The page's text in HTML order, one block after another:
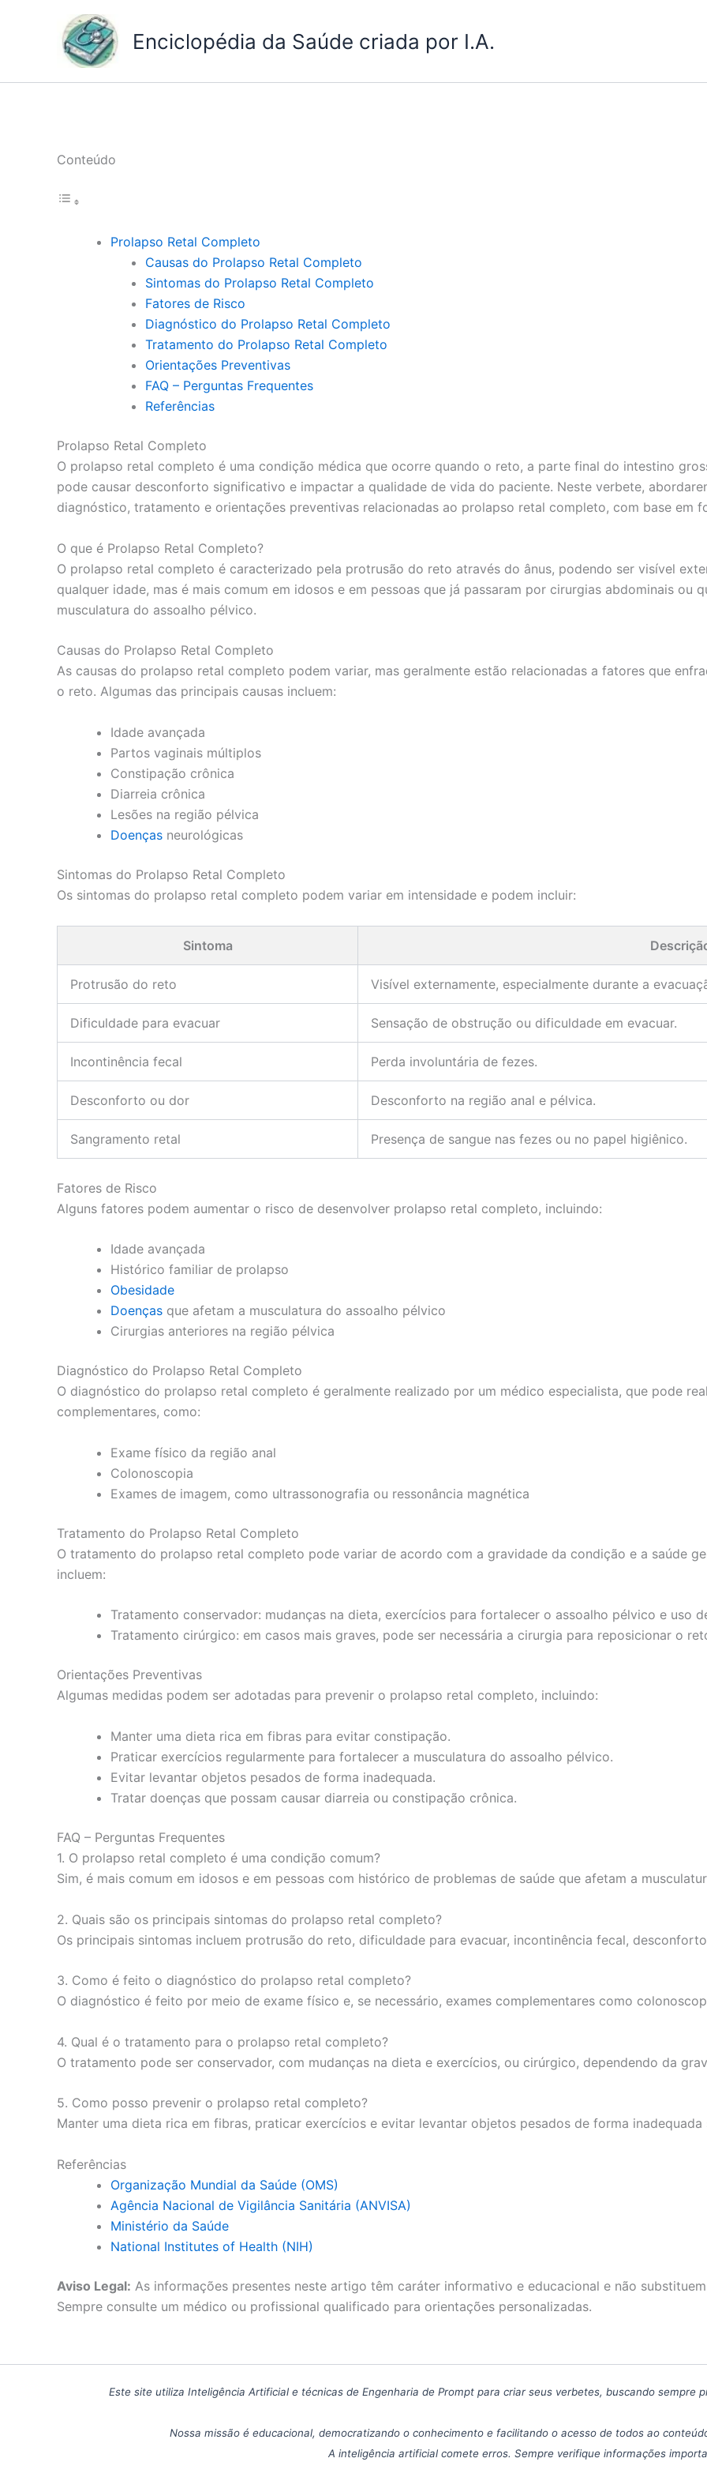
Enciclopédia da Saúde criada por I.A.
Conteúdo
Prolapso Retal Completo
Causas do Prolapso Retal Completo
Sintomas do Prolapso Retal Completo
Fatores de Risco
Diagnóstico do Prolapso Retal Completo
Tratamento do Prolapso Retal Completo
Orientações Preventivas
FAQ – Perguntas Frequentes
Referências
Prolapso Retal Completo
O prolapso retal completo é uma condição médica que ocorre quando o reto, a parte final do intestino
pode causar desconforto significativo e impactar a qualidade de vida do paciente. Neste verbete,
diagnóstico, tratamento e orientações preventivas relacionadas ao prolapso retal completo, com base em
O que é Prolapso Retal Completo?
O prolapso retal completo é caracterizado pela protrusão do reto através do ânus, podendo ser visível
qualquer idade, mas é mais comum em idosos e em pessoas que já passaram por cirurgias abdominais ou
musculatura do assoalho pélvico.
Causas do Prolapso Retal Completo
As causas do prolapso retal completo podem variar, mas geralmente estão relacionadas a fatores que
o reto. Algumas das principais causas incluem:
Idade avançada
Partos vaginais múltiplos
Constipação crônica
Diarreia crônica
Lesões na região pélvica
Doenças neurológicas
Sintomas do Prolapso Retal Completo
Os sintomas do prolapso retal completo podem variar em intensidade e podem incluir:
Sintoma
Protrusão do reto Visível externamente, especialmente durante a
Dificuldade para evacuar Sensação de obstrução ou dificuldade em evacuar.
Incontinência fecal Perda involuntária de fezes.
Desconforto ou dor Desconforto na região anal e pélvica.
Sangramento retal Presença de sangue nas fezes ou no papel higiênico.
Fatores de Risco
Alguns fatores podem aumentar o risco de desenvolver prolapso retal completo, incluindo:
Idade avançada
Histórico familiar de prolapso
Obesidade
Doenças que afetam a musculatura do assoalho pélvico
Cirurgias anteriores na região pélvica
Diagnóstico do Prolapso Retal Completo
O diagnóstico do prolapso retal completo é geralmente realizado por um médico especialista, que pode
complementares, como:
Exame físico da região anal
Colonoscopia
Exames de imagem, como ultrassonografia ou ressonância magnética
Tratamento do Prolapso Retal Completo
O tratamento do prolapso retal completo pode variar de acordo com a gravidade da condição e a saúde
incluem:
Tratamento conservador: mudanças na dieta, exercícios para fortalecer o assoalho pélvico e uso
Tratamento cirúrgico: em casos mais graves, pode ser necessária a cirurgia para reposicionar o
Orientações Preventivas
Algumas medidas podem ser adotadas para prevenir o prolapso retal completo, incluindo:
Manter uma dieta rica em fibras para evitar constipação.
Praticar exercícios regularmente para fortalecer a musculatura do assoalho pélvico.
Evitar levantar objetos pesados de forma inadequada.
Tratar doenças que possam causar diarreia ou constipação crônica.
FAQ – Perguntas Frequentes
1. O prolapso retal completo é uma condição comum?
Sim, é mais comum em idosos e em pessoas com histórico de problemas de saúde que afetam a
2. Quais são os principais sintomas do prolapso retal completo?
Os principais sintomas incluem protrusão do reto, dificuldade para evacuar, incontinência fecal,
3. Como é feito o diagnóstico do prolapso retal completo?
O diagnóstico é feito por meio de exame físico e, se necessário, exames complementares como
4. Qual é o tratamento para o prolapso retal completo?
O tratamento pode ser conservador, com mudanças na dieta e exercícios, ou cirúrgico, dependendo da
5. Como posso prevenir o prolapso retal completo?
Manter uma dieta rica em fibras, praticar exercícios e evitar levantar objetos pesados de forma
Referências
Organização Mundial da Saúde (OMS)
Agência Nacional de Vigilância Sanitária (ANVISA)
Ministério da Saúde
National Institutes of Health (NIH)
Aviso Legal: As informações presentes neste artigo têm caráter informativo e educacional e não
Sempre consulte um médico ou profissional qualificado para orientações personalizadas.
Este site utiliza Inteligência Artificial e técnicas de Engenharia de Prompt para criar seus verbetes, buscando sempre
Nossa missão é educacional, democratizando o conhecimento e facilitando o acesso de todos ao
A inteligência artificial comete erros. Sempre verifique informações